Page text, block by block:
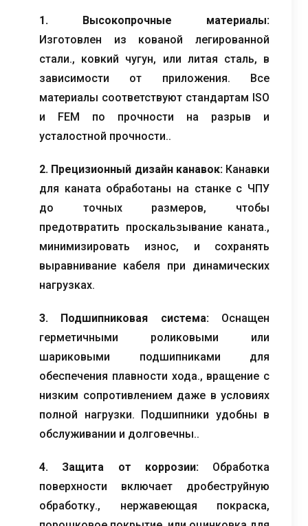
1. Высокопрочные материалы:
Изготовлен из кованой легированной
стали., ковкий чугун, или литая сталь, в
зависимости от приложения. Все
материалы соответствуют стандартам ISO
и FEM по прочности на разрыв и
усталостной прочности..
2. Прецизионный дизайн канавок: Канавки
для каната обработаны на станке с ЧПУ
до точных размеров, чтобы
предотвратить проскальзывание каната.,
минимизировать износ, и сохранять
выравнивание кабеля при динамических
нагрузках.
3. Подшипниковая система: Оснащен
герметичными роликовыми или
шариковыми подшипниками для
обеспечения плавности хода., вращение с
низким сопротивлением даже в условиях
полной нагрузки. Подшипники удобны в
обслуживании и долговечны..
4. Защита от коррозии: Обработка
поверхности включает дробеструйную
обработку., нержавеющая покраска,